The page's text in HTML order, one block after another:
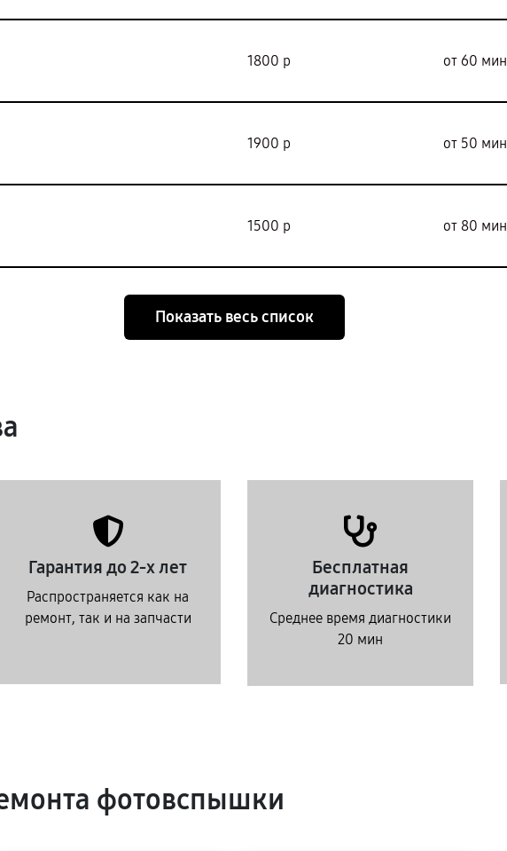
1800 р от 60 мин
1900 р от 50 мин
1500 р от 80 мин
Показать весь список
Гарантия до 2-х лет
Распространяется как на
ремонт, так и на запчасти
Бесплатная
диагностика
Среднее время диагностики
20 мин
фотовспышки